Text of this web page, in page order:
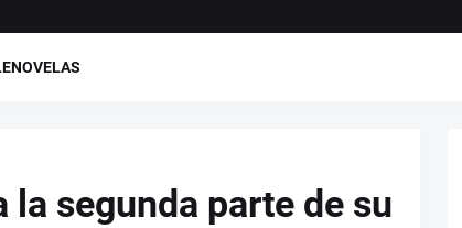
la segunda parte de su